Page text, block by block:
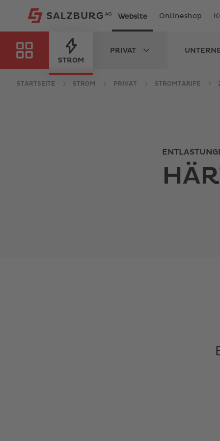
Website Onlineshop
PRIVAT
STROM
STARTSEITE STROM PRIVAT STROMTARIFE